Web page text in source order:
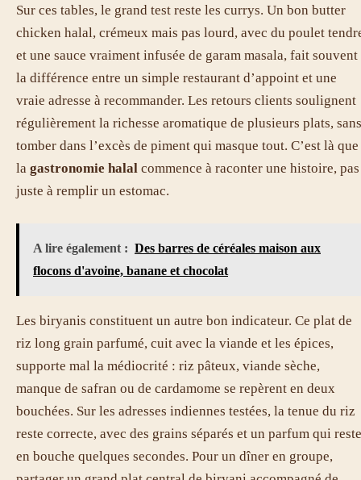
Sur ces tables, le grand test reste les currys. Un bon butter
chicken halal, crémeux mais pas lourd, avec du poulet
et une sauce vraiment infusée de garam masala, fait souvent
la différence entre un simple restaurant d’appoint et une
vraie adresse à recommander. Les retours clients soulignent
régulièrement la richesse aromatique de plusieurs plats, sans
tomber dans l’excès de piment qui masque tout. C’est là que
la gastronomie halal commence à raconter une histoire, pas
juste à remplir un estomac.
A lire également : Des barres de céréales maison aux
flocons d'avoine, banane et chocolat
Les biryanis constituent un autre bon indicateur. Ce plat de
riz long grain parfumé, cuit avec la viande et les épices,
supporte mal la médiocrité : riz pâteux, viande sèche,
manque de safran ou de cardamome se repèrent en deux
bouchées. Sur les adresses indiennes testées, la tenue du riz
reste correcte, avec des grains séparés et un parfum qui reste
en bouche quelques secondes. Pour un dîner en groupe,